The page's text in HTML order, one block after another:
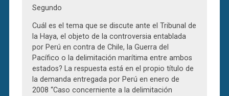
Segundo
Cuál es el tema que se discute ante el Tribunal de
la Haya, el objeto de la controversia entablada
por Perú en contra de Chile, la Guerra del
Pacífico o la delimitación marítima entre ambos
estados? La respuesta está en el propio título de
la demanda entregada por Perú en enero de
2008 “Caso concerniente a la delimitación